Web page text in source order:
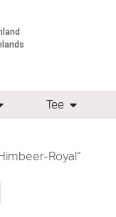
Tee
Royal“